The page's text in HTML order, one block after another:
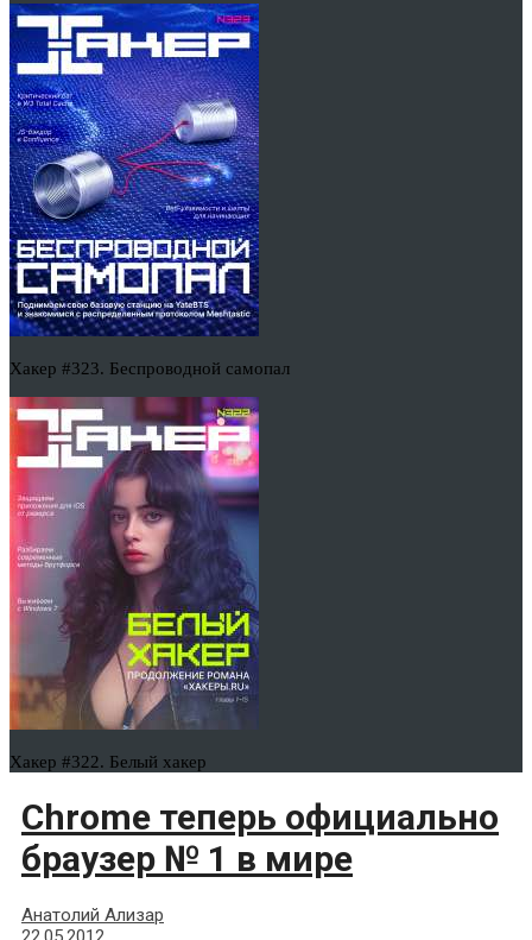
Хакер #323. Беспроводной самопал
Хакер #322. Белый хакер
Chrome теперь официально
браузер № 1 в мире
Анатолий Ализар